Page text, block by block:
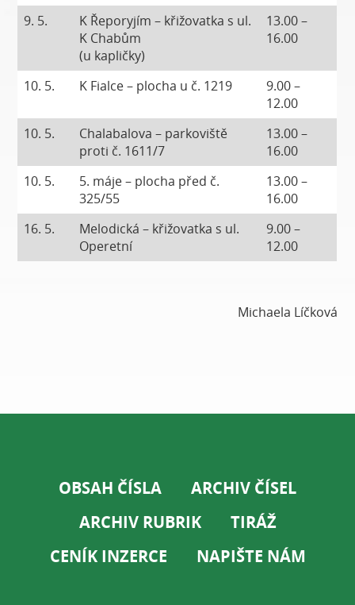
9. 5.
K Řeporyjím – křižovatka s ul.
K Chabům
(u kapličky)
13.00 –
16.00
10. 5. K Fialce – plocha u č. 1219
9.00 –
12.00
10. 5.
Chalabalova – parkoviště
proti č. 1611/7
13.00 –
16.00
10. 5.
5. máje – plocha před č.
325/55
13.00 –
16.00
16. 5.
Melodická – křižovatka s ul.
Operetní
9.00 –
12.00
Michaela Líčková
OBSAH ČÍSLA
ARCHIV ČÍSEL
ARCHIV RUBRIK
TIRÁŽ
CENÍK INZERCE
NAPIŠTE NÁM